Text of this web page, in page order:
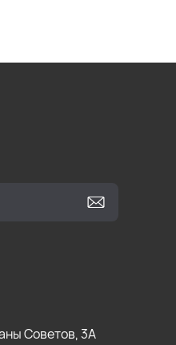
Советов, 3А